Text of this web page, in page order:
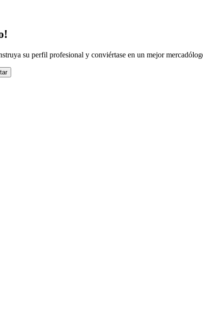
su perfil profesional y conviértase en un mejor